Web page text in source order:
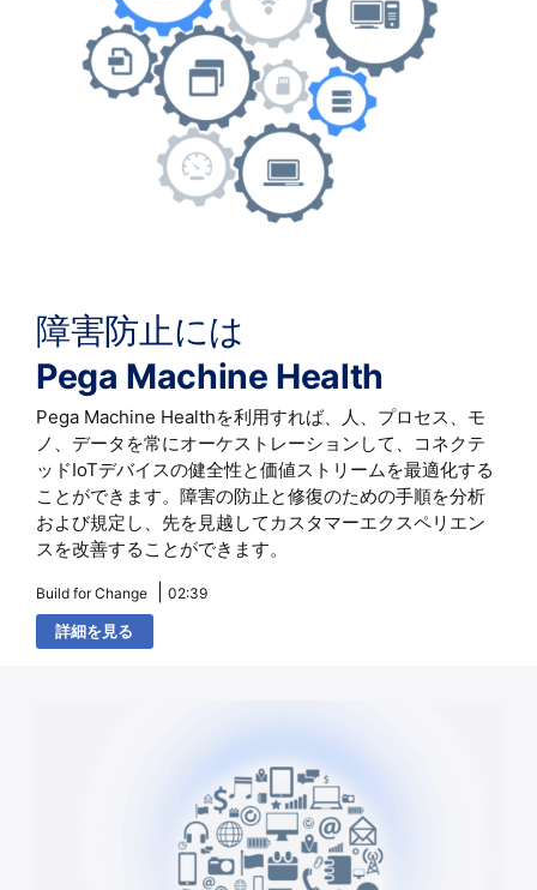
障害防止には
Pega Machine Health
Pega Machine Healthを利用すれば、人、プロセス、モ
ノ、データを常にオーケストレーションして、コネクテ
ッドIoTデバイスの健全性と価値ストリームを最適化する
ことができます。障害の防止と修復のための手順を分析
および規定し、先を見越してカスタマーエクスペリエン
スを改善することができます。
Build for Change 02:39
詳細を見る